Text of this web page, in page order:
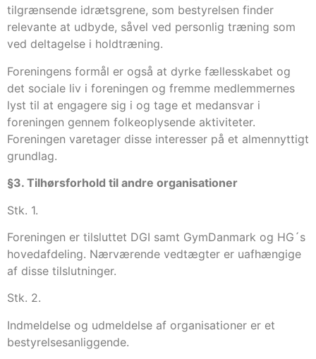
tilgrænsende idrætsgrene, som bestyrelsen finder
relevante at udbyde, såvel ved personlig træning som
ved deltagelse i holdtræning.
Foreningens formål er også at dyrke fællesskabet og
det sociale liv i foreningen og fremme medlemmernes
lyst til at engagere sig i og tage et medansvar i
foreningen gennem folkeoplysende aktiviteter.
Foreningen varetager disse interesser på et almennyttigt
grundlag.
§3. Tilhørsforhold til andre organisationer
Stk. 1.
Foreningen er tilsluttet DGI samt GymDanmark og HG´s
hovedafdeling. Nærværende vedtægter er uafhængige
af disse tilslutninger.
Stk. 2.
Indmeldelse og udmeldelse af organisationer er et
bestyrelsesanliggende.